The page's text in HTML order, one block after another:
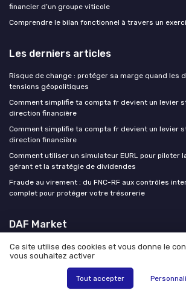
financier d’un groupe viticole
Comprendre le bilan fonctionnel à travers un
Les derniers articles
Risque de change : protéger sa marge quand les
tensions géopolitiques
Comment simplifie ta compta fr devient un levier
direction financière
Comment simplifie ta compta fr devient un levier
direction financière
Comment utiliser un simulateur EURL pour piloter
gérant et la stratégie de dividendes
Fraude au virement : du FNC-RF aux contrôles
complet pour protéger votre trésorerie
DAF Market
Mentions légales Politique de
Ce site utilise des cookies et vous donne le
vous souhaitez activer
Tout accepter